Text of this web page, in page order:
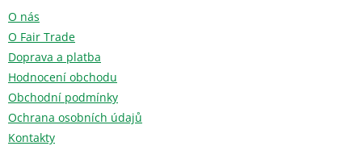
O nás
O Fair Trade
Doprava a platba
Hodnocení obchodu
Obchodní podmínky
Ochrana osobních údajů
Kontakty